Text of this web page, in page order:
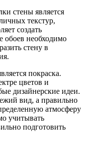
стены является
текстур,
создать
обоев необходимо
стену в
покраска.
цветов и
дизайнерские идеи.
вид, а правильно
атмосферу
учитывать
подготовить